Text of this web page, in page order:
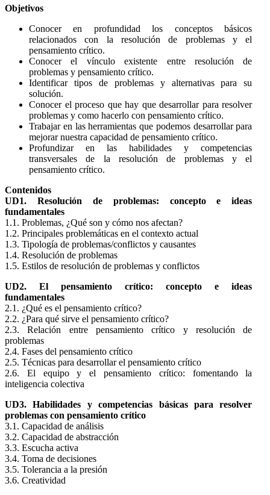
Objetivos
Conocer en profundidad los conceptos básicos
relacionados con la resolución de problemas y el
pensamiento crítico.
Conocer el vínculo existente entre resolución de
problemas y pensamiento crítico.
Identificar tipos de problemas y alternativas para su
solución.
Conocer el proceso que hay que desarrollar para resolver
problemas y como hacerlo con pensamiento crítico.
Trabajar en las herramientas que podemos desarrollar para
mejorar nuestra capacidad de pensamiento crítico.
Profundizar en las habilidades y competencias
transversales de la resolución de problemas y el
pensamiento crítico.
Contenidos
UD1. Resolución de problemas: concepto e ideas
fundamentales
1.1. Problemas, ¿Qué son y cómo nos afectan?
1.2. Principales problemáticas en el contexto actual
1.3. Tipología de problemas/conflictos y causantes
1.4. Resolución de problemas
1.5. Estilos de resolución de problemas y conflictos
UD2. El pensamiento crítico: concepto e ideas
fundamentales
2.1. ¿Qué es el pensamiento crítico?
2.2. ¿Para qué sirve el pensamiento crítico?
2.3. Relación entre pensamiento crítico y resolución de
problemas
2.4. Fases del pensamiento crítico
2.5. Técnicas para desarrollar el pensamiento crítico
2.6. El equipo y el pensamiento crítico: fomentando la
inteligencia colectiva
UD3. Habilidades y competencias básicas para resolver
problemas con pensamiento crítico
3.1. Capacidad de análisis
3.2. Capacidad de abstracción
3.3. Escucha activa
3.4. Toma de decisiones
3.5. Tolerancia a la presión
3.6. Creatividad